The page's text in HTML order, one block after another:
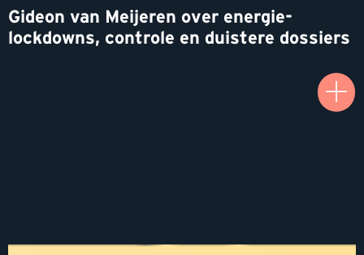
Gideon van Meijeren over energie-
lockdowns, controle en duistere dossiers